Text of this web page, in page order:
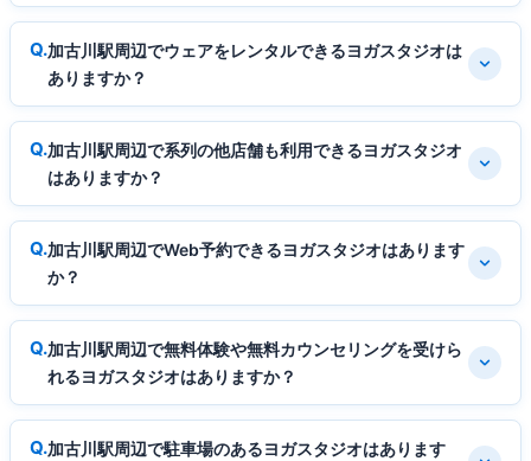
加古川駅周辺でウェアをレンタルできるヨガスタジオは
ありますか？
加古川駅周辺で系列の他店舗も利用できるヨガスタジオ
はありますか？
加古川駅周辺でWeb予約できるヨガスタジオはあります
か？
加古川駅周辺で無料体験や無料カウンセリングを受けら
れるヨガスタジオはありますか？
加古川駅周辺で駐車場のあるヨガスタジオはあります